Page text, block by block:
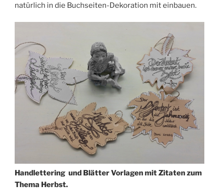
natürlich in die Buchseiten-Dekoration mit einbauen.
Handlettering und Blätter Vorlagen mit Zitaten zum
Thema Herbst.